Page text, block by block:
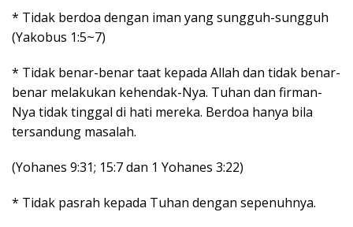
* Tidak berdoa dengan iman yang sungguh-sungguh
(Yakobus 1:5~7)
* Tidak benar-benar taat kepada Allah dan tidak benar-
benar melakukan kehendak-Nya. Tuhan dan firman-
Nya tidak tinggal di hati mereka. Berdoa hanya bila
tersandung masalah.
(Yohanes 9:31; 15:7 dan 1 Yohanes 3:22)
* Tidak pasrah kepada Tuhan dengan sepenuhnya.